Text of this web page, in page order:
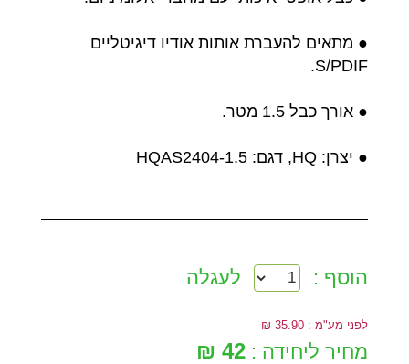
● מתאים להעברת אותות אודיו דיגיטליים
S/PDIF.
● אורך כבל 1.5 מטר.
● יצרן: HQ, דגם: HQAS2404-1.5
הוסף : לעגלה
לפני מע"מ : 35.90 ₪
מחיר ליחידה : 42 ₪